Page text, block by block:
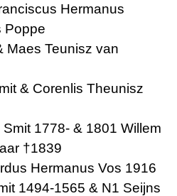
Hermanus
Poppe
Maes Teunisz van
& Corenlis Theunisz
1778- & 1801 Willem
†1839
Hermanus Vos 1916
1494-1565 & N1 Seijns